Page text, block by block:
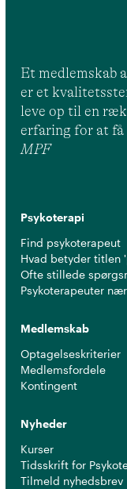
Et medlemskab
er et
leve op til en
erfaring for at
MPF
Psykoterapi
Find psykoterapeut
Hvad betyder titlen
Ofte stillede
Psykoterapeuter
Medlemskab
Optagelseskriterier
Medlemsfordele
Kontingent
Nyheder
Kurser
Tidsskrift for
Tilmeld nyhedsbrev